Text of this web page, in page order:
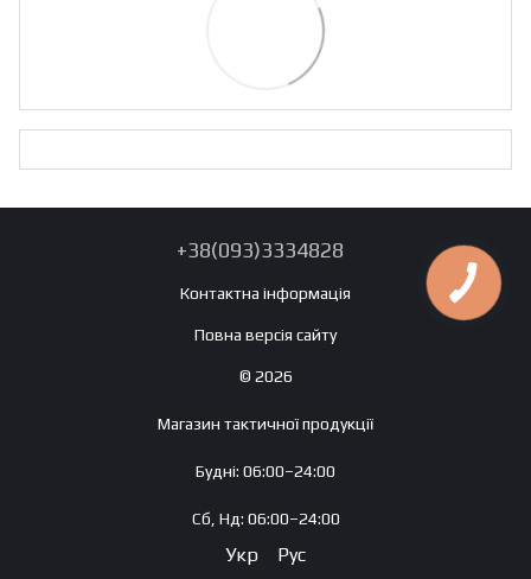
+38(093)3334828
Контактна інформація
Повна версія сайту
© 2026
Магазин тактичної продукції
Будні: 06:00–24:00
Сб, Нд: 06:00–24:00
Укр Рус